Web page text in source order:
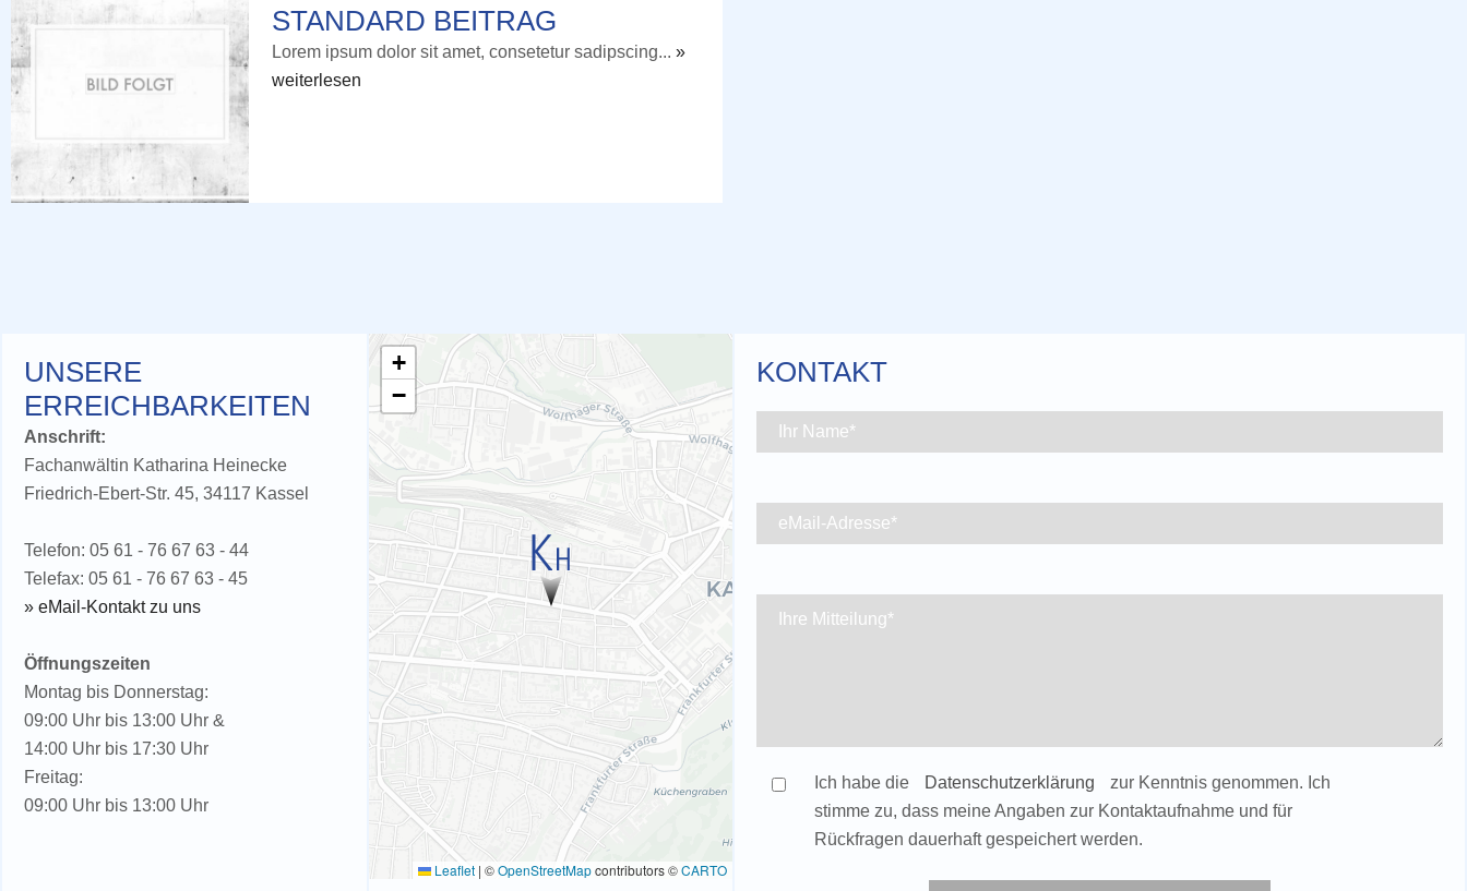
STANDARD BEITRAG
Lorem ipsum dolor sit amet, consetetur sadipscing... »
weiterlesen
UNSERE
ERREICHBARKEITEN
Anschrift:
Fachanwältin Katharina Heinecke
Friedrich-Ebert-Str. 45, 34117 Kassel
Telefon: 05 61 - 76 67 63 - 44
Telefax: 05 61 - 76 67 63 - 45
» eMail-Kontakt zu uns
Öffnungszeiten
Montag bis Donnerstag:
09:00 Uhr bis 13:00 Uhr &
14:00 Uhr bis 17:30 Uhr
Freitag:
09:00 Uhr bis 13:00 Uhr
+
−
Leaflet | ©OpenStreetMapcontributors ©CARTO
KONTAKT
Ich habe die Datenschutzerklärung
zur Kenntnis genommen. Ich
stimme zu, dass meine Angaben zur Kontaktaufnahme und für
Rückfragen dauerhaft gespeichert werden.